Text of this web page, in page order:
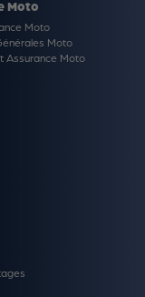
de 500 000 €
airbag) et
AIPP inférieure
Moto
Moto
Moto
Assurance Moto